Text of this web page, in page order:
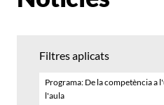
Filtres aplicats
Programa: De la competència a
l'aula